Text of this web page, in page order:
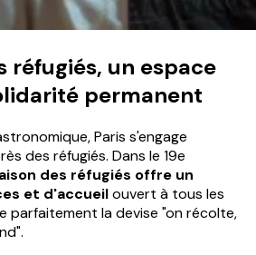
réfugiés, un espace
permanent
Paris s'engage
des réfugiés. Dans le 19e
des réfugiés offre un
et d'accueilouvert à tous les
parfaitement la devise "on récolte,